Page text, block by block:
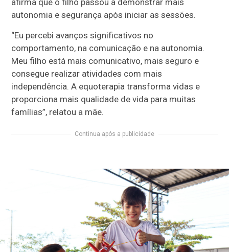
autonomia e segurança após iniciar as sessões.
“Eu percebi avanços significativos no
comportamento, na comunicação e na autonomia.
Meu filho está mais comunicativo, mais seguro e
consegue realizar atividades com mais
independência. A equoterapia transforma vidas e
proporciona mais qualidade de vida para muitas
famílias”, relatou a mãe.
Continua após a publicidade